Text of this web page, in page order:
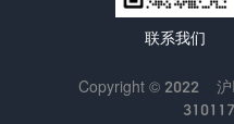
联系我们
Copyright © 2022